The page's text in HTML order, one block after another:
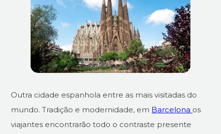
Outra cidade espanhola entre as mais visitadas do
mundo. Tradição e modernidade, em Barcelona os
viajantes encontrarão todo o contraste presente